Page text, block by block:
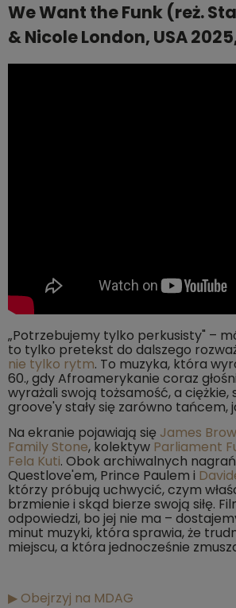
We Want the Funk (reż.
& Nicole London, USA
„Potrzebujemy tylko perkusisty" –
to tylko pretekst do dalszego
nie tylko rytm. To muzyka, która
60., gdy Afroamerykanie coraz
wyrażali swoją tożsamość, a ciężkie,
groove'y stały się zarówno tańcem,
Na ekranie pojawiają się James
Family Stone, kolektyw Parliament
Fela Kuti. Obok archiwalnych
Questlove'em, Prince Paulem i
którzy próbują uchwycić, czym
brzmienie i skąd bierze swoją siłę.
odpowiedzi, bo jej nie ma –
minut muzyki, która sprawia, że
miejscu, a która jednocześnie
▶ Obejrzyj na MDAG